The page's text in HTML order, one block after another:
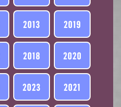
2013 2019
2018 2020
2023 2021